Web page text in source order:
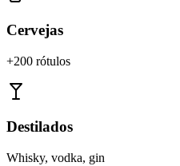
Cervejas
+200 rótulos
Destilados
Whisky, vodka, gin